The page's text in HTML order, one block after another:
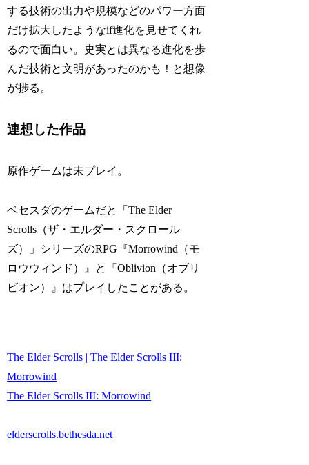
する技術の出力や規模などのパワー方面
だけ拡大したようなif進化を見せてくれ
るので面白い。史実とは異なる進化を歩
んだ技術と文明があったのかも！と想像
が捗る。
連想した作品
原作ゲームは未プレイ。
ベセスダのゲームだと「The Elder
Scrolls（ザ・エルダー・スクロール
ズ）」シリーズのRPG『Morrowind（モ
ロウウィンド）』と『Oblivion（オブリ
ビオン）』はプレイしたことがある。
The Elder Scrolls | The Elder Scrolls III:
Morrowind
The Elder Scrolls III: Morrowind
elderscrolls.bethesda.net